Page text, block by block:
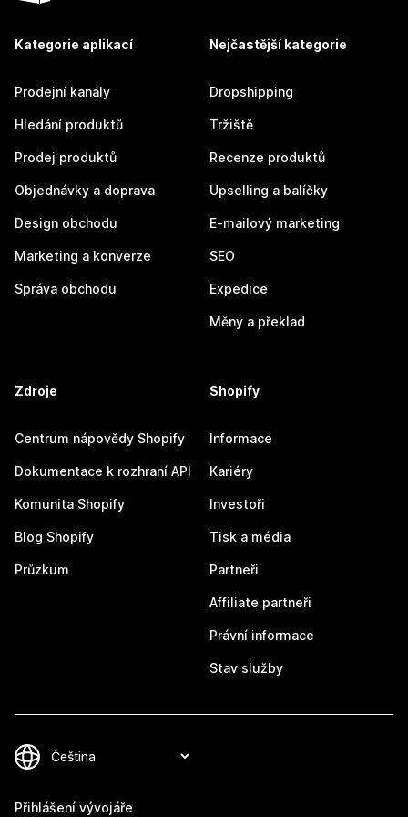
Kategorie aplikací
Prodejní kanály
Hledání produktů
Prodej produktů
Objednávky a doprava
Design obchodu
Marketing a konverze
Správa obchodu
Nejčastější kategorie
Dropshipping
Tržiště
Recenze produktů
Upselling a balíčky
E-mailový marketing
SEO
Expedice
Měny a překlad
Zdroje
Centrum nápovědy Shopify
Dokumentace k rozhraní API
Komunita Shopify
Blog Shopify
Průzkum
Shopify
Informace
Kariéry
Investoři
Tisk a média
Partneři
Affiliate partneři
Právní informace
Stav služby
Přihlášení vývojáře